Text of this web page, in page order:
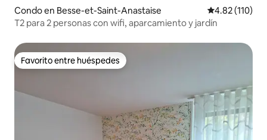
Condo en Besse-et-Saint-Anastaise Calificación
4.82 (110)
T2 para 2 personas con wifi, aparcamiento y jardín
Favorito entre huéspedes
Favorito entre huéspedes